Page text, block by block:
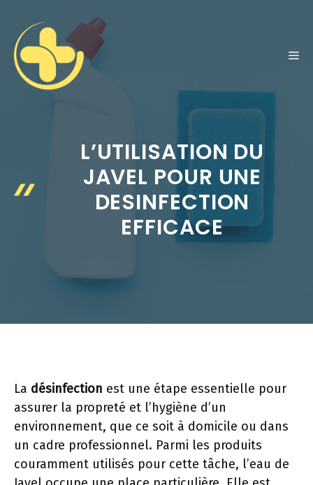
contenu
L’UTILISATION DU
JAVEL POUR UNE
DESINFECTION
EFFICACE
La désinfection est une étape essentielle pour
assurer la propreté et l’hygiène d’un
environnement, que ce soit à domicile ou dans
un cadre professionnel. Parmi les produits
couramment utilisés pour cette tâche, l’eau de